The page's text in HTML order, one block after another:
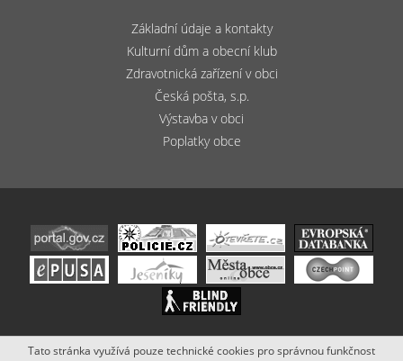
Základní údaje a kontakty
Kulturní dům a obecní klub
Zdravotnická zařízení v obci
Česká pošta, s.p.
Výstavba v obci
Poplatky obce
Tato stránka využívá pouze technické cookies pro správnou funkčnost